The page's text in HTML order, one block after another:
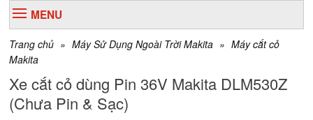
MENU
Trang chủ » Máy Sử Dụng Ngoài Trời Makita » Máy cắt cỏ
Makita
Xe cắt cỏ dùng Pin 36V Makita DLM530Z
(Chưa Pin & Sạc)